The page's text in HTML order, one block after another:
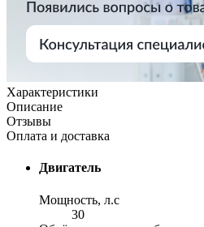
Характеристики
Описание
Отзывы
Оплата и доставка
Двигатель
Мощность, л.с
30